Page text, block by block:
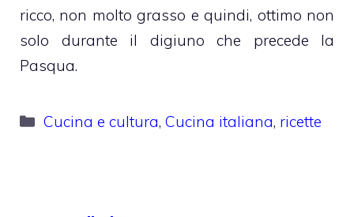
ricco, non molto grasso e quindi, ottimo non
solo durante il digiuno che precede la
Pasqua.
Categorie
Cucina e cultura,Cucina italiana, ricette